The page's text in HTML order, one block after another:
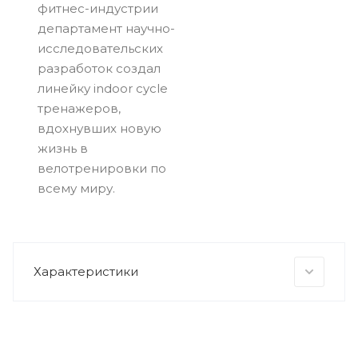
фитнес-индустрии
департамент научно-
исследовательских
разработок создал
линейку indoor cycle
тренажеров,
вдохнувших новую
жизнь в
велотренировки по
всему миру.
Характеристики